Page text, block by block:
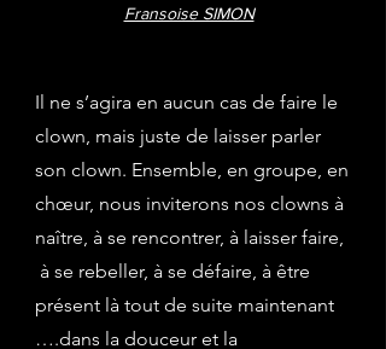
Il ne s’agira en aucun cas de faire le
clown, mais juste de laisser parler
son clown. Ensemble, en groupe, en
chœur, nous inviterons nos clowns à
naître, à se rencontrer, à laisser faire,
à se rebeller, à se défaire, à être
présent là tout de suite maintenant
….dans la douceur et la
Fransoise SIMON